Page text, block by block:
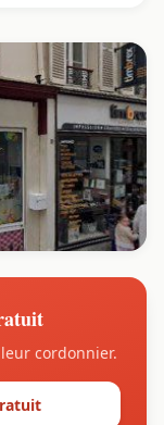
cordonnier.